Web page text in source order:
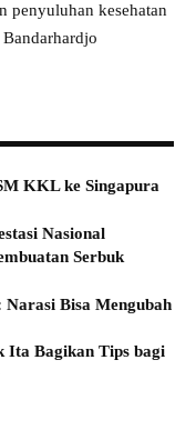
penyuluhan kesehatan
KKL ke Singapura
Nasional
Serbuk
Bisa Mengubah
Ita Bagikan Tips bagi